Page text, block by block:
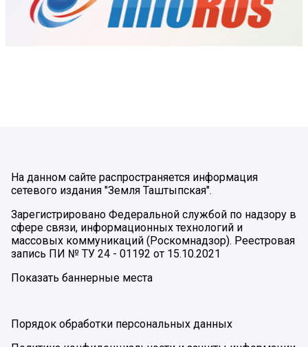
На данном сайте распространяется информация
сетевого издания "Земля Таштыпская".
Зарегистрировано Федеральной службой по надзору в
сфере связи, информационных технологий и
массовых коммуникаций (Роскомнадзор). Реестровая
запись ПИ № ТУ 24 - 01192 от 15.10.2021
Показать баннерные места
Порядок обработки персональных данных